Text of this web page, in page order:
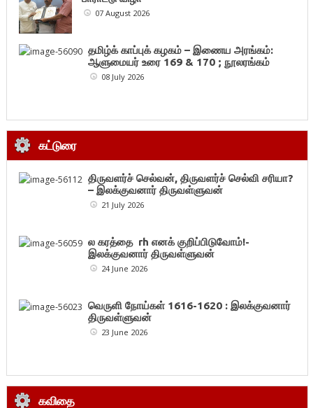
07 August 2026
தமிழ்க் காப்புக் கழகம் – இணைய அரங்கம்:
ஆளுமையர் உரை 169 & 170 ; நூலரங்கம்
08 July 2026
கட்டுரை
திருவளர்ச் செல்வன், திருவளர்ச் செல்வி சரியா?
– இலக்குவனார் திருவள்ளுவன்
21 July 2026
ல கரத்தை rh எனக் குறிப்பிடுவோம்!-
இலக்குவனார் திருவள்ளுவன்
24 June 2026
வெருளி நோய்கள் 1616-1620 : இலக்குவனார்
திருவள்ளுவன்
23 June 2026
கவிதை